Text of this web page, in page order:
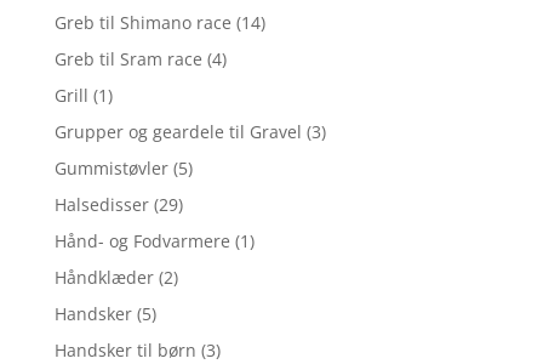
Greb til Shimano race (14)
Greb til Sram race (4)
Grill (1)
Grupper og geardele til Gravel (3)
Gummistøvler (5)
Halsedisser (29)
Hånd- og Fodvarmere (1)
Håndklæder (2)
Handsker (5)
Handsker til børn (3)